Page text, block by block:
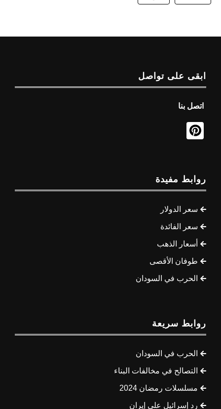
ابقى على تواصل
اتصل بنا
روابط مفيدة
سعر الدولار
سعر الفائدة
أسعار الذهب
طوفان الأقصى
الحرب في السودان
روابط سريعة
الحرب في السودان
التصالح في مخالفات البناء
مسلسلات رمضان 2024
رد إسرائيل على إيران